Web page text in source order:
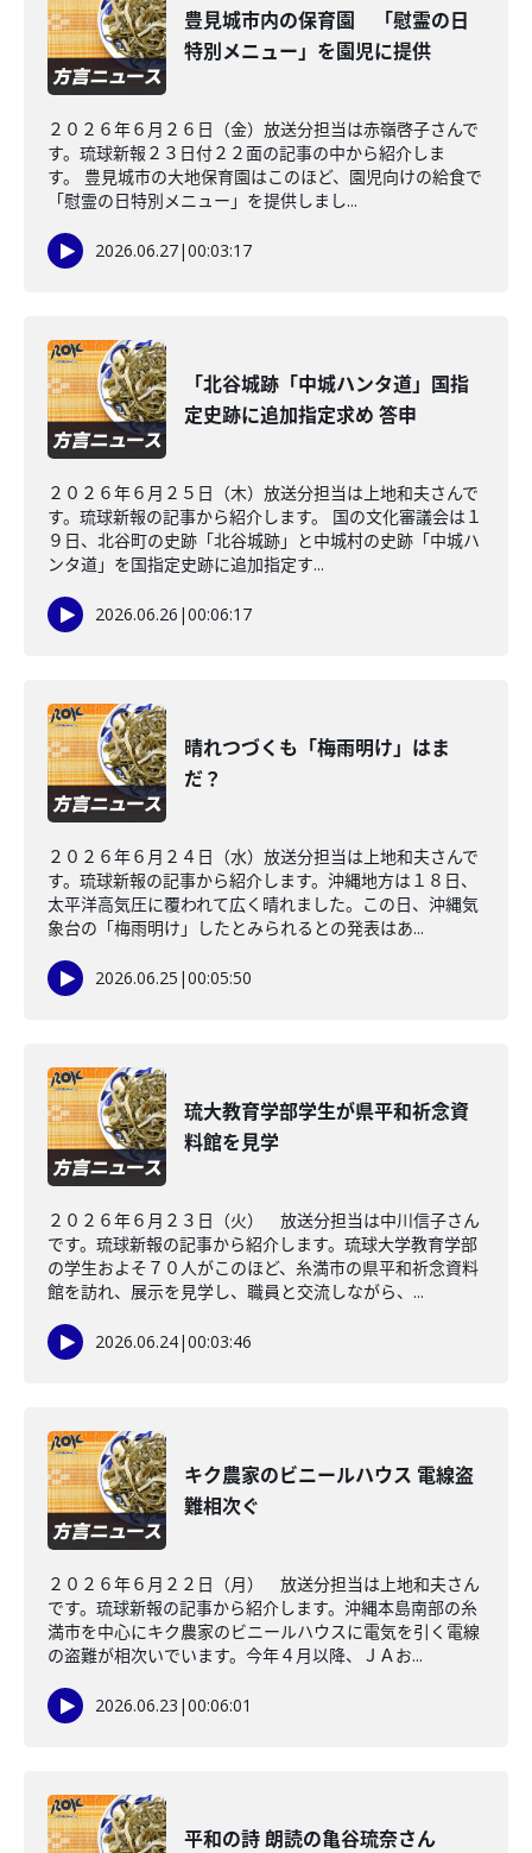
豊見城市内の保育園 「慰霊の日
特別メニュー」を園児に提供
２０２６年６月２６日（金）放送分担当は赤嶺啓子さんで
す。琉球新報２３日付２２面の記事の中から紹介しま
す。 豊見城市の大地保育園はこのほど、園児向けの給食で
「慰霊の日特別メニュー」を提供しまし...
2026.06.27|00:03:17
「北谷城跡「中城ハンタ道」国指
定史跡に追加指定求め 答申
２０２６年６月２５日（木）放送分担当は上地和夫さんで
す。琉球新報の記事から紹介します。 国の文化審議会は１
９日、北谷町の史跡「北谷城跡」と中城村の史跡「中城ハ
ンタ道」を国指定史跡に追加指定す...
2026.06.26 |00:06:17
晴れつづくも「梅雨明け」はま
だ？
２０２６年６月２４日（水）放送分担当は上地和夫さんで
す。琉球新報の記事から紹介します。沖縄地方は１８日、
太平洋高気圧に覆われて広く晴れました。この日、沖縄気
象台の「梅雨明け」したとみられるとの発表はあ...
2026.06.25 |00:05:50
琉大教育学部学生が県平和祈念資
料館を見学
２０２６年６月２３日（火） 放送分担当は中川信子さん
です。琉球新報の記事から紹介します。琉球大学教育学部
の学生およそ７０人がこのほど、糸満市の県平和祈念資料
館を訪れ、展示を見学し、職員と交流しながら、...
2026.06.24|00:03:46
キク農家のビニールハウス 電線盗
難相次ぐ
２０２６年６月２２日（月） 放送分担当は上地和夫さん
です。琉球新報の記事から紹介します。沖縄本島南部の糸
満市を中心にキク農家のビニールハウスに電気を引く電線
の盗難が相次いでいます。今年４月以降、ＪＡお...
2026.06.23 |00:06:01
平和の詩 朗読の亀谷琉奈さん